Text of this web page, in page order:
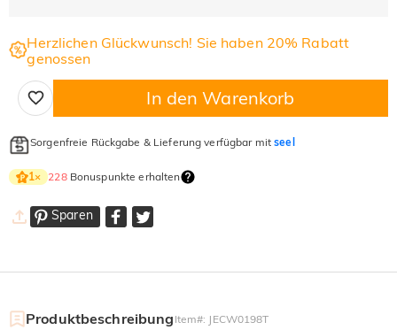
Herzlichen Glückwunsch! Sie haben 20% Rabatt
genossen
In den Warenkorb
Sorgenfreie Rückgabe & Lieferung verfügbar mitseel
1× 228Bonuspunkte erhalten
Sparen
Produktbeschreibung Item#: JECW0198T